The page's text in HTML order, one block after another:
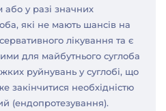
у разі значних
які не мають шансів на
лікування та є
для майбутнього суглоба
руйнувань у суглобі, що
закінчитися необхідністю
(ендопротезування).